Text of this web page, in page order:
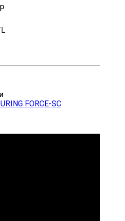
FORCE-SC